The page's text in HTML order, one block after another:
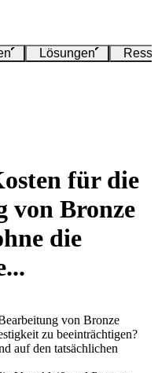
Lösungen
für die
von Bronze
die
von Bronze
zu beeinträchtigen?
auf den tatsächlichen